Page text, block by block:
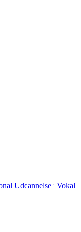
Uddannelse i Vokal